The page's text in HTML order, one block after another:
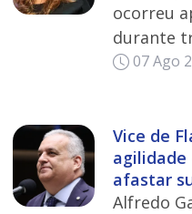
ocorreu
durante
07 Ago
Vice de
agilidade
afastar
Alfredo